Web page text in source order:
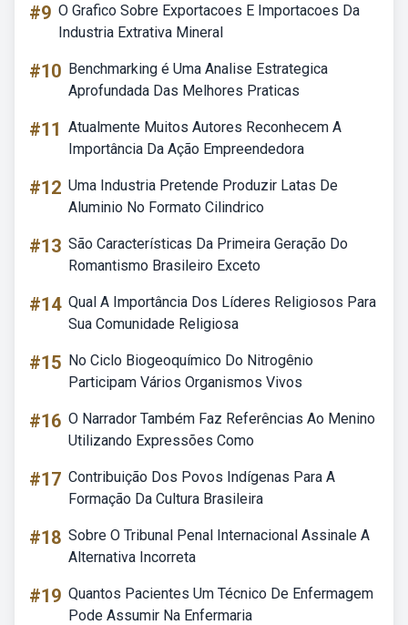
#9 O Grafico Sobre Exportacoes E Importacoes Da
Industria Extrativa Mineral
#10 Benchmarking é Uma Analise Estrategica
Aprofundada Das Melhores Praticas
#11 Atualmente Muitos Autores Reconhecem A
Importância Da Ação Empreendedora
#12 Uma Industria Pretende Produzir Latas De
Aluminio No Formato Cilindrico
#13 São Características Da Primeira Geração Do
Romantismo Brasileiro Exceto
#14 Qual A Importância Dos Líderes Religiosos Para
Sua Comunidade Religiosa
#15 No Ciclo Biogeoquímico Do Nitrogênio
Participam Vários Organismos Vivos
#16 O Narrador Também Faz Referências Ao Menino
Utilizando Expressões Como
#17 Contribuição Dos Povos Indígenas Para A
Formação Da Cultura Brasileira
#18 Sobre O Tribunal Penal Internacional Assinale A
Alternativa Incorreta
#19 Quantos Pacientes Um Técnico De Enfermagem
Pode Assumir Na Enfermaria